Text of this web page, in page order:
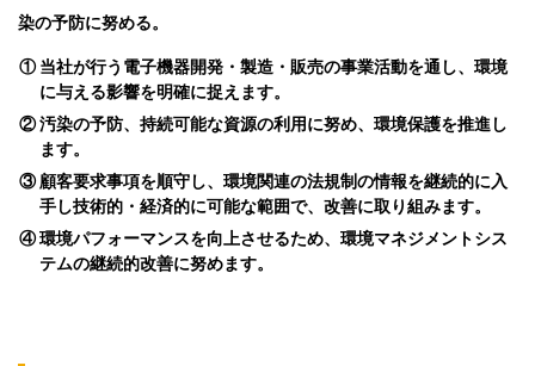
染の予防に努める。
① 当社が行う電子機器開発・製造・販売の事業活動を通し、環境
に与える影響を明確に捉えます。
②汚染の予防、持続可能な資源の利用に努め、環境保護を推進し
ます。
③ 顧客要求事項を順守し、環境関連の法規制の情報を継続的に入
手し技術的・経済的に可能な範囲で、改善に取り組みます。
④環境パフォーマンスを向上させるため、環境マネジメントシス
テムの継続的改善に努めます。